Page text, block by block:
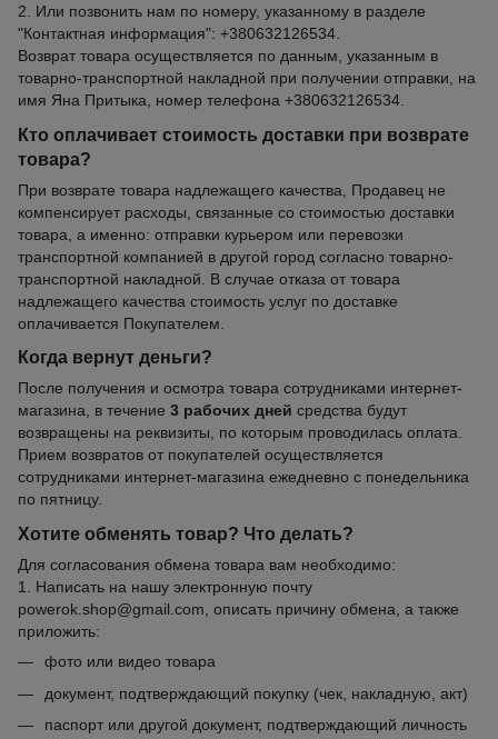
2. Или позвонить нам по номеру, указанному в разделе
"Контактная информация": +380632126534.
Возврат товара осуществляется по данным, указанным в
товарно-транспортной накладной при получении отправки, на
имя Яна Притыка, номер телефона +380632126534.
Кто оплачивает стоимость доставки при возврате
товара?
При возврате товара надлежащего качества, Продавец не
компенсирует расходы, связанные со стоимостью доставки
товара, а именно: отправки курьером или перевозки
транспортной компанией в другой город согласно товарно-
транспортной накладной. В случае отказа от товара
надлежащего качества стоимость услуг по доставке
оплачивается Покупателем.
Когда вернут деньги?
После получения и осмотра товара сотрудниками интернет-
магазина, в течение 3 рабочих дней средства будут
возвращены на реквизиты, по которым проводилась оплата.
Прием возвратов от покупателей осуществляется
сотрудниками интернет-магазина ежедневно с понедельника
по пятницу.
Хотите обменять товар? Что делать?
Для согласования обмена товара вам необходимо:
1. Написать на нашу электронную почту
powerok.shop@gmail.com, описать причину обмена, а также
приложить:
фото или видео товара
документ, подтверждающий покупку (чек, накладную, акт)
паспорт или другой документ, подтверждающий личность